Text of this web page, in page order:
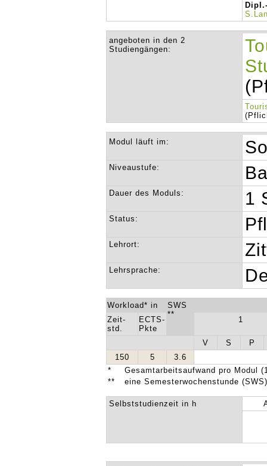
angeboten in den 2
Studiengängen:
Modul läuft im:
Niveaustufe:
Dauer des Moduls: 1
Status:
Lehrort:
Lehrsprache:
Workload* in
SWS
**
Zeit-
std.
ECTS-
Pkte
1
V S
P
150
5
3.6
*
Gesamtarbeitsaufwand pro Modul
**
eine Semesterwochenstunde
Selbststudienzeit in h